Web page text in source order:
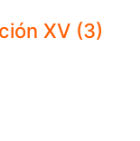
XV (3)